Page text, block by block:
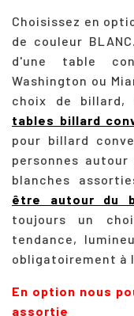
Choisissez en
de couleur
d'une table
Washington ou
choix de billard,
tables billard
pour billard
personnes
blanches
être autour du
toujours un
tendance,
obligatoirement à
En option nous
assortie